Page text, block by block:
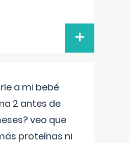
+
a mi bebé
2 antes de
veo que
proteínas ni